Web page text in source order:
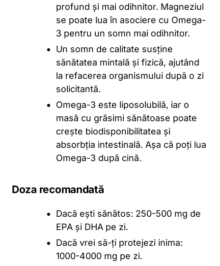
profund și mai odihnitor. Magneziul
se poate lua în asociere cu Omega-
3 pentru un somn mai odihnitor.
Un somn de calitate susține
sănătatea mintală și fizică, ajutând
la refacerea organismului după o zi
solicitantă.
Omega-3 este liposolubilă, iar o
masă cu grăsimi sănătoase poate
crește biodisponibilitatea și
absorbția intestinală. Așa că poți lua
Omega-3 după cină.
Doza recomandată
Dacă ești sănătos: 250-500 mg de
EPA și DHA pe zi.
Dacă vrei să-ți protejezi inima:
1000-4000 mg pe zi.